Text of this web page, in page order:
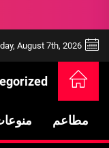
August 7th, 2026
مطاعم